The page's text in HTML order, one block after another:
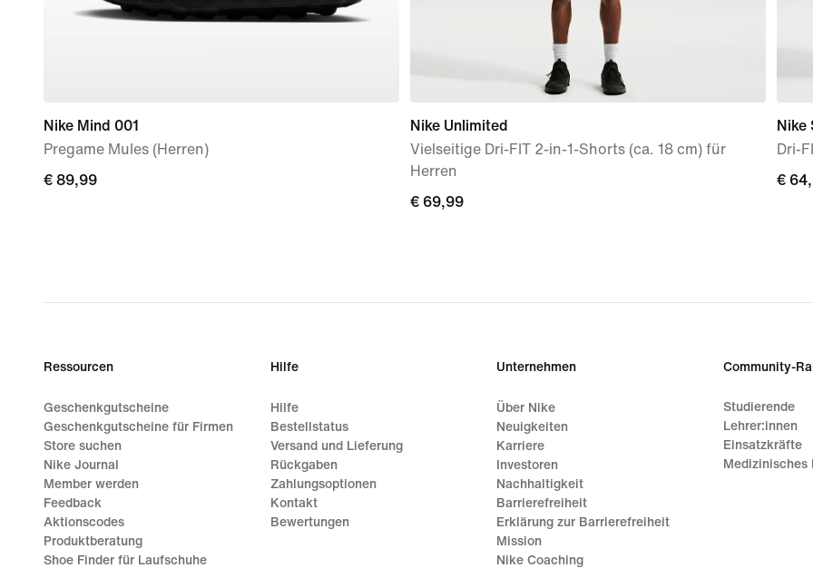
Nike Mind 001
Pregame Mules (Herren)
€ 89,99
€ 89,99
Nike Unlimited
Vielseitige Dri-FIT 2-in-1-Shorts (ca. 18 cm) für
Herren
€ 69,99
€ 69,99
Nike
Dri-
€
€
Ressourcen
Geschenkgutscheine
Geschenkgutscheine für Firmen
Store suchen
Nike Journal
Member werden
Feedback
Aktionscodes
Produktberatung
Shoe Finder für Laufschuhe
Hilfe
Hilfe
Bestellstatus
Versand und Lieferung
Rückgaben
Zahlungsoptionen
Kontakt
Bewertungen
Unternehmen
Über Nike
Neuigkeiten
Karriere
Investoren
Nachhaltigkeit
Barrierefreiheit
Erklärung zur Barrierefreiheit
Mission
Nike Coaching
Community-
Studierende
Lehrer:innen
Einsatzkräfte
Medizinisches